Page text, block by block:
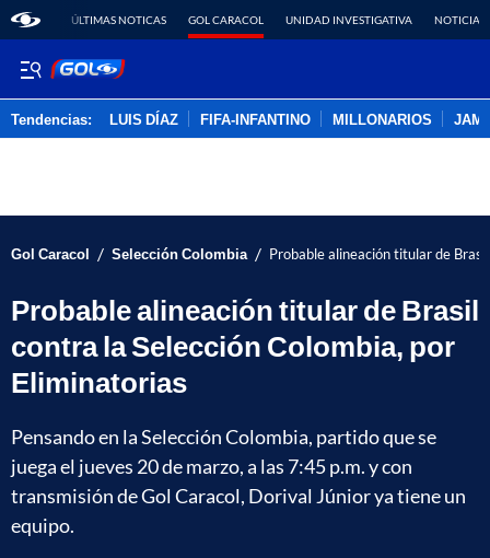
ÚLTIMAS NOTICAS GOL CARACOL UNIDAD INVESTIGATIVA NOTICIAS
Tendencias: LUIS DÍAZ FIFA-INFANTINO MILLONARIOS
Gol Caracol / Selección Colombia / Probable alineación titular de
Probable alineación titular de Brasil
contra la Selección Colombia, por
Eliminatorias
Pensando en la Selección Colombia, partido que se
juega el jueves 20 de marzo, a las 7:45 p.m. y con
transmisión de Gol Caracol, Dorival Júnior ya tiene un
equipo.